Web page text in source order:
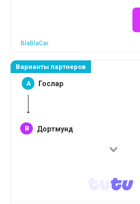
BlaBlaCar
Варианты партнеров
A Гослар
B Дортмунд